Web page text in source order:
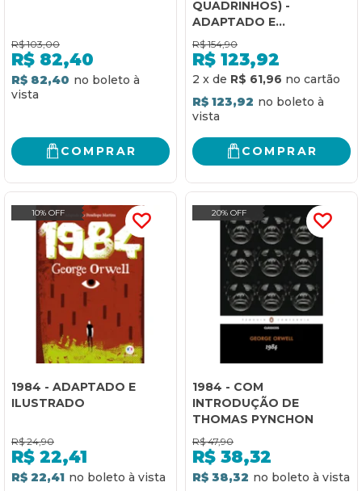
R$ 103,00
R$ 82,40
R$ 82,40
COMPRAR
QUADRINHOS) -
ADAPTADO E
ILUSTRADO POR FIDO
NESTI. GANHADOR DO
PRÊMIO EISNER. MAIS DE
500 MIL CÓPIAS
VENDIDAS EM TODO
MUNDO
R$ 154,90
R$ 123,92
2 x de R$ 61,96
R$ 123,92
COMPRAR
10% OFF
1984 - ADAPTADO E
ILUSTRADO
R$ 24,90
R$ 22,41
R$ 22,41
20% OFF
1984 - COM
INTRODUÇÃO DE
THOMAS PYNCHON
R$ 47,90
R$ 38,32
R$ 38,32